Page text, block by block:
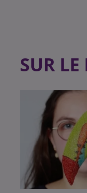
SUR LE